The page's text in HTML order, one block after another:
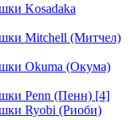
Kosadaka
Mitchell (Митчел)
Okuma (Окума)
Penn (Пенн) [4]
Ryobi (Риоби)